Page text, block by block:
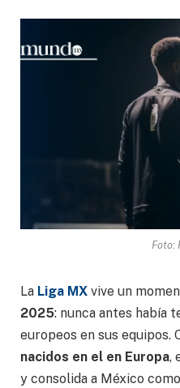
Foto:
La Liga MX vive un
2025: nunca antes había
europeos en sus equipos.
nacidos en el en Europa,
y consolida a México